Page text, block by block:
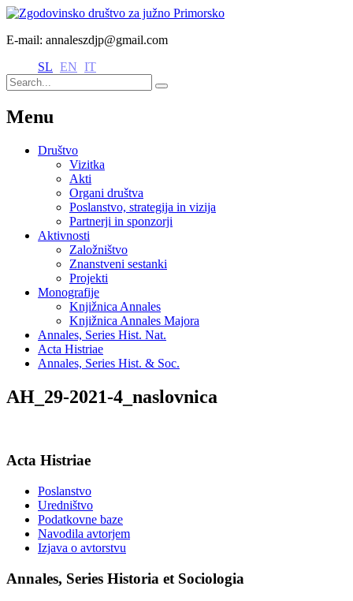
E-mail: annaleszdjp@gmail.com
SL EN IT
Menu
Društvo
Vizitka
Akti
Organi društva
Poslanstvo, strategija in vizija
Partnerji in sponzorji
Aktivnosti
Založništvo
Znanstveni sestanki
Projekti
Monografije
Knjižnica Annales
Knjižnica Annales Majora
Annales, Series Hist. Nat.
Acta Histriae
Annales, Series Hist. & Soc.
AH_29-2021-4_naslovnica
Acta Histriae
Poslanstvo
Uredništvo
Podatkovne baze
Navodila avtorjem
Izjava o avtorstvu
Annales, Series Historia et Sociologia